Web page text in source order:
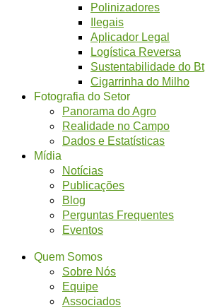
Polinizadores
Ilegais
Aplicador Legal
Logística Reversa
Sustentabilidade do Bt
Cigarrinha do Milho
Fotografia do Setor
Panorama do Agro
Realidade no Campo
Dados e Estatísticas
Mídia
Notícias
Publicações
Blog
Perguntas Frequentes
Eventos
Quem Somos
Sobre Nós
Equipe
Associados